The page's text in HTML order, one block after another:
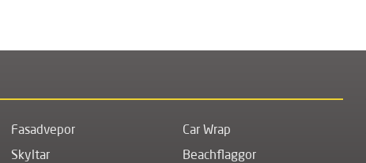
Fasadvepor
Car Wrap
Skyltar
Beachflaggor